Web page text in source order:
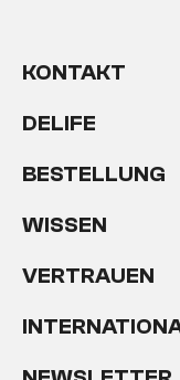
KONTAKT
DELIFE
BESTELLUNG
WISSEN
VERTRAUEN